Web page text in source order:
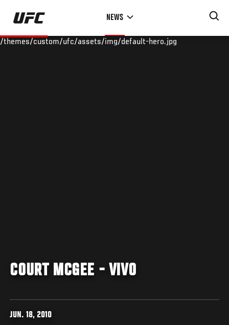
Skip
main
NEWS
/themes/custom/ufc/assets/img/default-hero.jpg
COURT MCGEE - VIVO
JUN. 18, 2010